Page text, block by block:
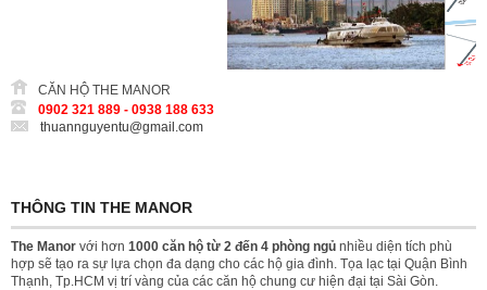
CĂN HỘ THE MANOR
0902 321 889 - 0938 188 633
thuannguyentu@gmail.com
THÔNG TIN THE MANOR
The Manor với hơn 1000 căn hộ từ 2 đến 4 phòng ngủ nhiều diện tích phù
hợp sẽ tạo ra sự lựa chọn đa dạng cho các hộ gia đình. Tọa lạc tại Quận Bình
Thạnh, Tp.HCM vị trí vàng của các căn hộ chung cư hiện đại tại Sài Gòn.